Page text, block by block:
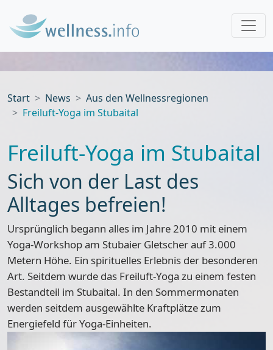
Start News
Aus den Wellnessregionen
Freiluft-Yoga im Stubaital
Freiluft-Yoga im Stubaital
Sich von der Last des
Alltages befreien!
Ursprünglich begann alles im Jahre 2010 mit einem
Yoga-Workshop am Stubaier Gletscher auf 3.000
Metern Höhe. Ein spirituelles Erlebnis der besonderen
Art. Seitdem wurde das Freiluft-Yoga zu einem festen
Bestandteil im Stubaital. In den Sommermonaten
werden seitdem ausgewählte Kraftplätze zum
Energiefeld für Yoga-Einheiten.